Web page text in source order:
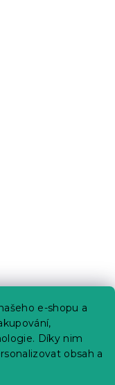
e-shopu a
Díky nim
obsah a